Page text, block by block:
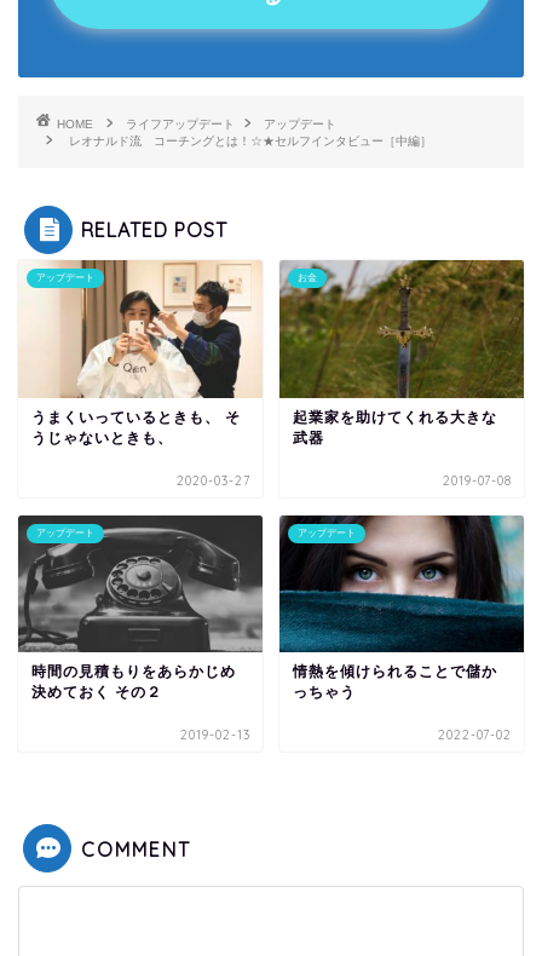
HOME ライフアップデート
アップデート
レオナルド流 コーチングとは！☆★セルフインタビュー［中編］
RELATED POST
アップデート
うまくいっているときも、 そ
うじゃないときも、
2020-03-27
お金
起業家を助けてくれる大きな
武器
2019-07-08
アップデート
時間の見積もりをあらかじめ
決めておく その２
2019-02-13
アップデート
情熱を傾けられることで儲か
っちゃう
2022-07-02
COMMENT